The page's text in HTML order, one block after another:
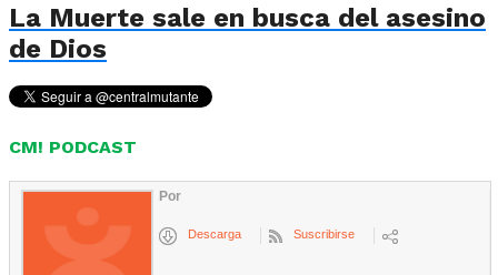
La Muerte sale en busca del asesino
de Dios
CM! PODCAST